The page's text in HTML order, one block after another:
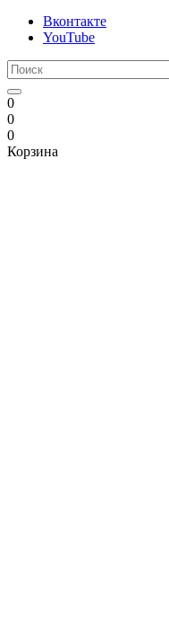
Вконтакте
YouTube
0
0
0
Корзина